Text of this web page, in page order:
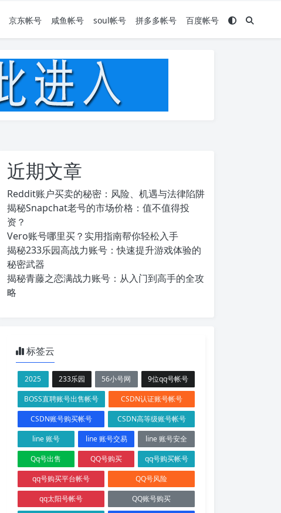
京东帐号 咸鱼帐号 soul帐号 拼多多帐号 百度帐号
近期文章
Reddit账户买卖的秘密：风险、机遇与法律陷阱
揭秘Snapchat老号的市场价格：值不值得投
资？
Vero账号哪里买？实用指南帮你轻松入手
揭秘233乐园高战力账号：快速提升游戏体验的
秘密武器
揭秘青藤之恋满战力账号：从入门到高手的全攻
略
标签云
2025 233乐园 56小号网
9位qq号帐号
BOSS直聘账号出售帐号
CSDN认证账号帐号
CSDN账号购买帐号
CSDN高等级账号帐号
line 账号
line 账号交易
line 账号安全
Qq号出售
QQ号购买
qq号购买帐号
qq号购买平台帐号
QQ号风险
qq太阳号帐号
QQ账号购买